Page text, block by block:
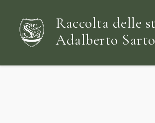
Raccolta delle
Adalberto